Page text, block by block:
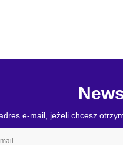
e-mail, jeżeli chcesz